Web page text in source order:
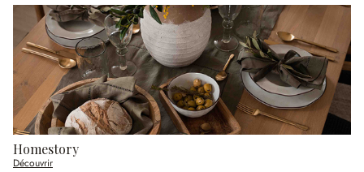
Homestory
Découvrir